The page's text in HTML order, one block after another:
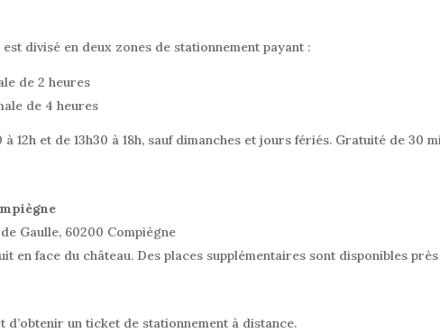
divisé en deux zones de stationnement payant :
de 2 heures
de 4 heures
12h et de 13h30 à 18h, sauf dimanches et jours fériés. Gratuité de 30
Gaulle, 60200 Compiègne
en face du château. Des places supplémentaires sont disponibles
d’obtenir un ticket de stationnement à distance.